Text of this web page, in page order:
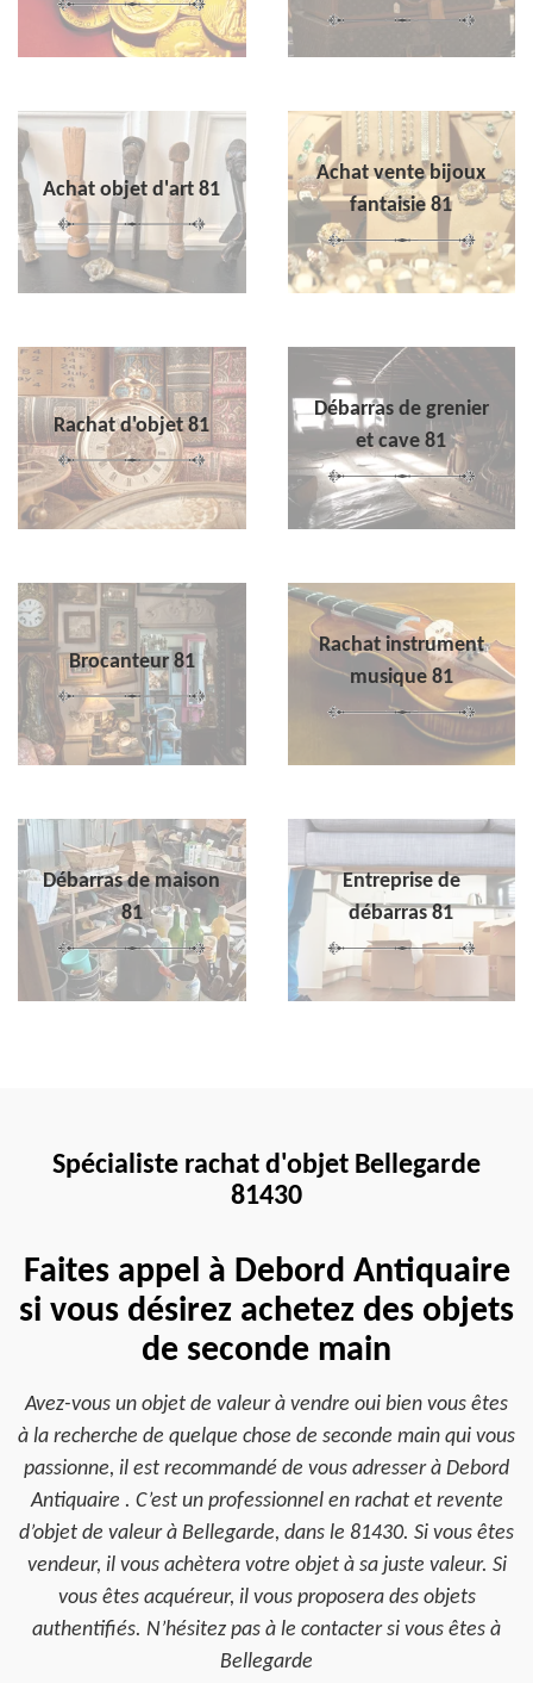
Achat objet d'art 81
Achat vente bijoux
fantaisie 81
Rachat d'objet 81
Débarras de grenier
et cave 81
Brocanteur 81
Rachat instrument
musique 81
Débarras de maison
81
Entreprise de
débarras 81
Spécialiste rachat d'objet Bellegarde
81430
Faites appel à Debord Antiquaire
si vous désirez achetez des objets
de seconde main
Avez-vous un objet de valeur à vendre oui bien vous êtes
à la recherche de quelque chose de seconde main qui vous
passionne, il est recommandé de vous adresser à Debord
Antiquaire . C’est un professionnel en rachat et revente
d’objet de valeur à Bellegarde, dans le 81430. Si vous êtes
vendeur, il vous achètera votre objet à sa juste valeur. Si
vous êtes acquéreur, il vous proposera des objets
authentifiés. N’hésitez pas à le contacter si vous êtes à
Bellegarde